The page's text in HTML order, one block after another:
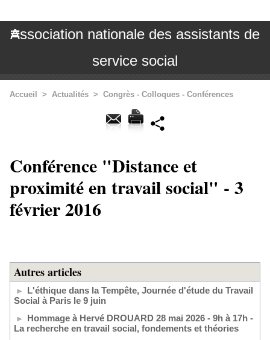
Association nationale des assistants de
service social
Accueil > Actualités > Congrès - Colloques - Conférences
Conférence "Distance et
proximité en travail social" - 3
février 2016
Autres articles
L'éthique dans la Tempête, Journée d'étude du Travail
Social à Paris le 9 juin
Hommage à Hervé DROUARD 28 mai 2026 - 9h à 17h -
La recherche en travail social, fondements et théories